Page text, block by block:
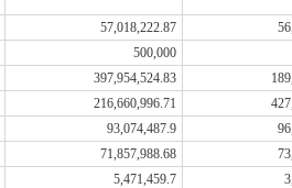
57,018,222.87
500,000
397,954,524.83
216,660,996.71
93,074,487.9
71,857,988.68
5,471,459.7